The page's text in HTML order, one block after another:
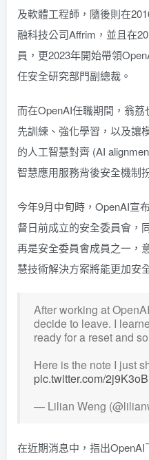
及軟體工程師，隨後則在
融科技公司Affrim，並且在
員，更2023年開始帶領
任安全研究部門副總裁。
而在OpenAI任職期間，翁
先訓練、強化學習，以及讓
的人工智慧對齊 (AI
智慧應用服務背後安全機制
今年9月中旬時 ，OpenAI宣
督日前成立的安全委員會，
再是安全委員會成員之一，
慧技術解決方案將能更加安
After working at
decide to leave. I
ready for a reset and
Here is the note I just
pic.twitter.com/
— Lilian Weng
在近期消息中，指出